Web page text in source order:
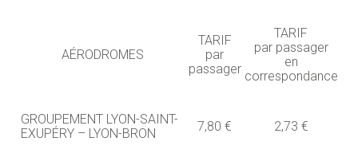
AÉRODROMES
TARIF
par
passager
TARIF
par passager
en
correspondance
GROUPEMENT LYON-SAINT-
EXUPÉRY – LYON-BRON
7,80 € 2,73 €